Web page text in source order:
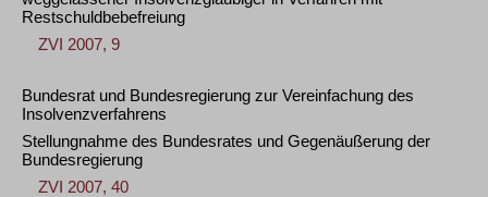
Restschuldbebefreiung
ZVI 2007, 9
Bundesrat und Bundesregierung zur Vereinfachung des
Insolvenzverfahrens
Stellungnahme des Bundesrates und Gegenäußerung der
Bundesregierung
ZVI 2007, 40